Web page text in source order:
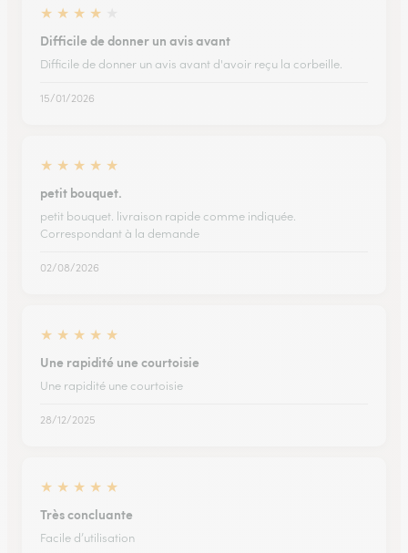
★ ★ ★ ★
Difficile de donner un avis avant
Difficile de donner un avis avant d'avoir reçu la corbeille.
15/01/2026
★ ★ ★ ★ ★
petit bouquet.
petit bouquet. livraison rapide comme indiquée.
Correspondant à la demande
02/08/2026
★ ★ ★ ★ ★
Une rapidité une courtoisie
Une rapidité une courtoisie
28/12/2025
★ ★ ★ ★ ★
Très concluante
Facile d’utilisation